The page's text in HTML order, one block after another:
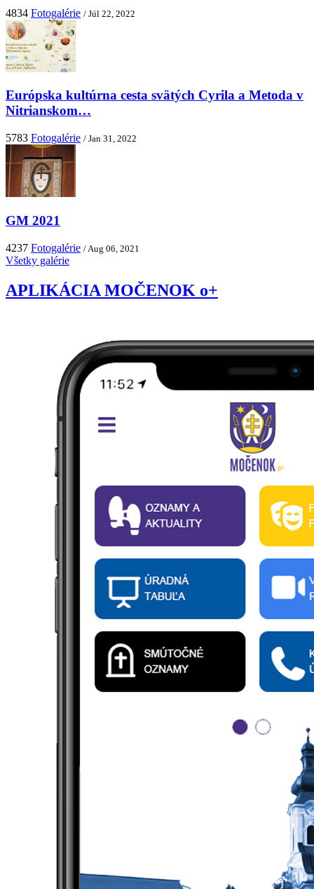
4834 Fotogalérie / Júl 22, 2022
Európska kultúrna cesta svätých Cyrila a Metoda v
Nitrianskom…
5783 Fotogalérie / Jan 31, 2022
GM 2021
4237 Fotogalérie / Aug 06, 2021
Všetky galérie
APLIKÁCIA MOČENOK o+